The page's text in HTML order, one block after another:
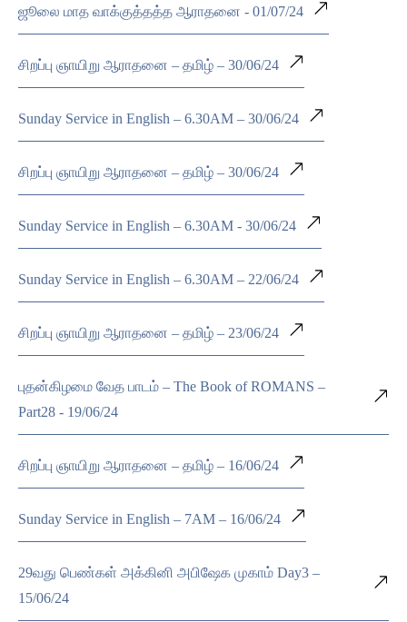
ஜூலை மாத வாக்குத்தத்த ஆராதனை - 01/07/24
சிறப்பு ஞாயிறு ஆராதனை – தமிழ் – 30/06/24
Sunday Service in English – 6.30AM – 30/06/24
சிறப்பு ஞாயிறு ஆராதனை – தமிழ் – 30/06/24
Sunday Service in English – 6.30AM - 30/06/24
Sunday Service in English – 6.30AM – 22/06/24
சிறப்பு ஞாயிறு ஆராதனை – தமிழ் – 23/06/24
புதன்கிழமை வேத பாடம் – The Book of ROMANS –
Part28 - 19/06/24
சிறப்பு ஞாயிறு ஆராதனை – தமிழ் – 16/06/24
Sunday Service in English – 7AM – 16/06/24
29வது பெண்கள் அக்கினி அபிஷேக முகாம் Day3 –
15/06/24